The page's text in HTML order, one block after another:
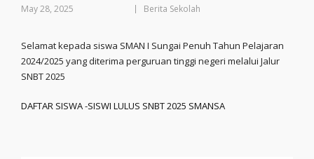
May 28, 2025 Berita Sekolah
Selamat kepada siswa SMAN I Sungai Penuh Tahun Pelajaran
2024/2025 yang diterima perguruan tinggi negeri melalui Jalur
SNBT 2025
DAFTAR SISWA -SISWI LULUS SNBT 2025 SMANSA